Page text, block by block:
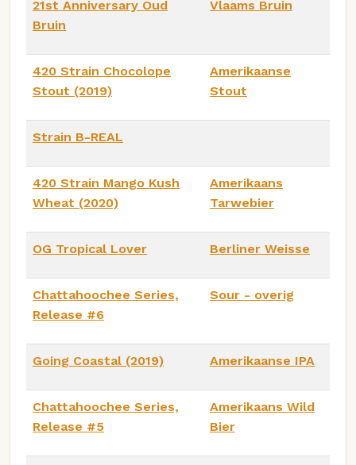
21st Anniversary Oud
Bruin
Vlaams Bruin
420 Strain Chocolope
Stout (2019)
Amerikaanse
Stout
Strain B-REAL
420 Strain Mango Kush
Wheat (2020)
Amerikaans
Tarwebier
OG Tropical Lover Berliner Weisse
Chattahoochee Series,
Release #6
Sour - overig
Going Coastal (2019) Amerikaanse IPA
Chattahoochee Series,
Release #5
Amerikaans Wild
Bier